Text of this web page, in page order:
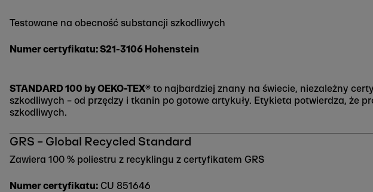
Testowane na obecność substancji szkodliwych
Numer certyfikatu: S21-3106 Hohenstein
STANDARD 100 by OEKO-TEX® to najbardziej znany na świecie, niezależny
szkodliwych – od przędzy i tkanin po gotowe artykuły. Etykieta potwierdza, że
szkodliwych.
GRS – Global Recycled Standard
Zawiera 100 % poliestru z recyklingu z certyfikatem GRS
Numer certyfikatu: CU 851646